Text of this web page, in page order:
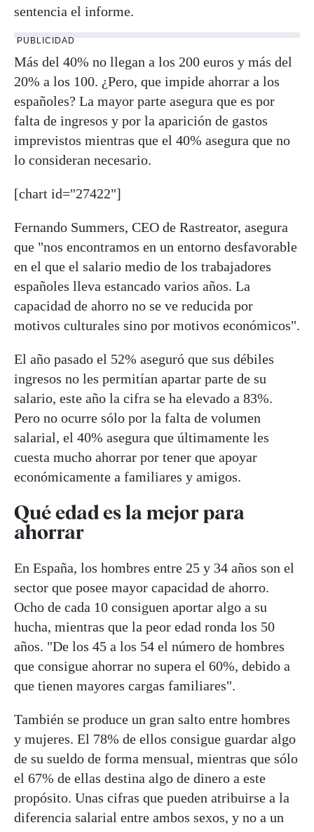
sentencia el informe.
PUBLICIDAD
Más del 40% no llegan a los 200 euros y más del
20% a los 100. ¿Pero, que impide ahorrar a los
españoles? La mayor parte asegura que es por
falta de ingresos y por la aparición de gastos
imprevistos mientras que el 40% asegura que no
lo consideran necesario.
[chart id="27422"]
Fernando Summers, CEO de Rastreator, asegura
que "nos encontramos en un entorno desfavorable
en el que el salario medio de los trabajadores
españoles lleva estancado varios años. La
capacidad de ahorro no se ve reducida por
motivos culturales sino por motivos económicos".
El año pasado el 52% aseguró que sus débiles
ingresos no les permitían apartar parte de su
salario, este año la cifra se ha elevado a 83%.
Pero no ocurre sólo por la falta de volumen
salarial, el 40% asegura que últimamente les
cuesta mucho ahorrar por tener que apoyar
económicamente a familiares y amigos.
Qué edad es la mejor para
ahorrar
En España, los hombres entre 25 y 34 años son el
sector que posee mayor capacidad de ahorro.
Ocho de cada 10 consiguen aportar algo a su
hucha, mientras que la peor edad ronda los 50
años. "De los 45 a los 54 el número de hombres
que consigue ahorrar no supera el 60%, debido a
que tienen mayores cargas familiares".
También se produce un gran salto entre hombres
y mujeres. El 78% de ellos consigue guardar algo
de su sueldo de forma mensual, mientras que sólo
el 67% de ellas destina algo de dinero a este
propósito. Unas cifras que pueden atribuirse a la
diferencia salarial entre ambos sexos, y no a un